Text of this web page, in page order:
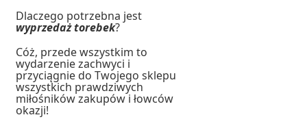
Dlaczego potrzebna jest
wyprzedaż torebek?
Cóż, przede wszystkim to
wydarzenie zachwyci i
przyciągnie do Twojego sklepu
wszystkich prawdziwych
miłośników zakupów i łowców
okazji!